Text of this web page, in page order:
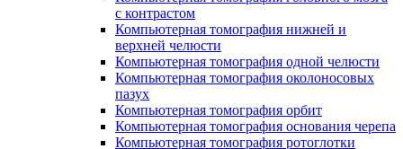
с контрастом
Компьютерная томография нижней и
верхней челюсти
Компьютерная томография одной челюсти
Компьютерная томография околоносовых
пазух
Компьютерная томография орбит
Компьютерная томография основания черепа
Компьютерная томография ротоглотки